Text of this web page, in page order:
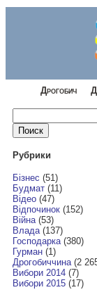
Дрогобич
Найти:
Рубрики
Бізнес (51)
Будмат(11)
Відео(47)
Відпочинок(152)
Війна(53)
Влада(137)
Господарка(380)
Гурман(1)
Дрогобиччина(2
Вибори 2014(7)
Вибори 2015(17)